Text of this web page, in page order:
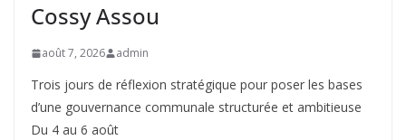
Cossy Assou
août 7, 2026 admin
Trois jours de réflexion stratégique pour poser les bases
d’une gouvernance communale structurée et ambitieuse
Du 4 au 6 août